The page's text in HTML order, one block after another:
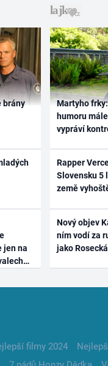
brány
jen na
Martyho
humoru
vypráví
Rapper
Slovensku 5
země
Nový objev
ním vodí za
jako Rosecká
filmy 2024